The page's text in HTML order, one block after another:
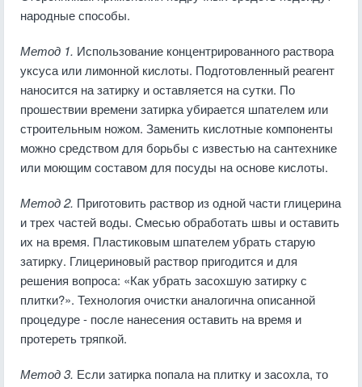
народные способы.
Метод 1. Использование концентрированного раствора
уксуса или лимонной кислоты. Подготовленный реагент
наносится на затирку и оставляется на сутки. По
прошествии времени затирка убирается шпателем или
строительным ножом. Заменить кислотные компоненты
можно средством для борьбы с известью на сантехнике
или моющим составом для посуды на основе кислоты.
Метод 2. Приготовить раствор из одной части глицерина
и трех частей воды. Смесью обработать швы и оставить
их на время. Пластиковым шпателем убрать старую
затирку. Глицериновый раствор пригодится и для
решения вопроса: «Как убрать засохшую затирку с
плитки?». Технология очистки аналогична описанной
процедуре - после нанесения оставить на время и
протереть тряпкой.
Метод 3. Если затирка попала на плитку и засохла, то